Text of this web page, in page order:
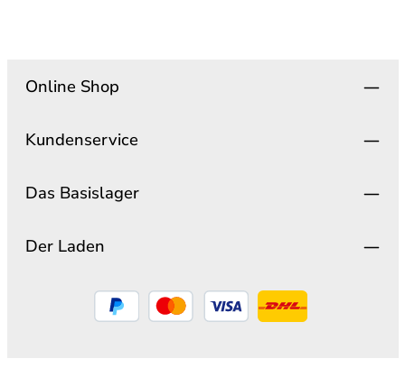
Online Shop
Kundenservice
Das Basislager
Der Laden